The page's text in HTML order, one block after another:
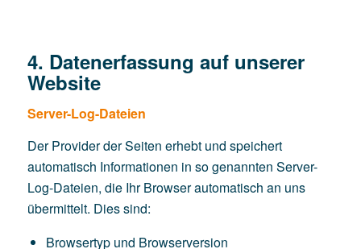
4. Datenerfassung auf unserer
Website
Server-Log-Dateien
Der Provider der Seiten erhebt und speichert
automatisch Informationen in so genannten Server-
Log-Dateien, die Ihr Browser automatisch an uns
übermittelt. Dies sind:
Browsertyp und Browserversion